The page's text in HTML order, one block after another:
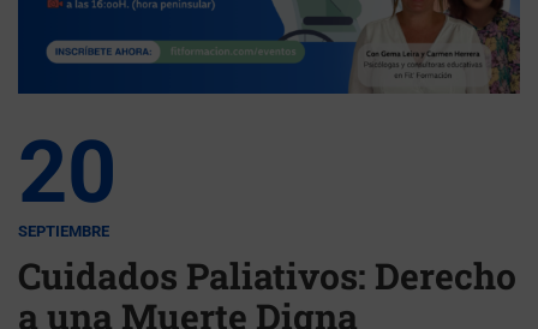
20
SEPTIEMBRE
Cuidados Paliativos: Derecho
a una Muerte Digna